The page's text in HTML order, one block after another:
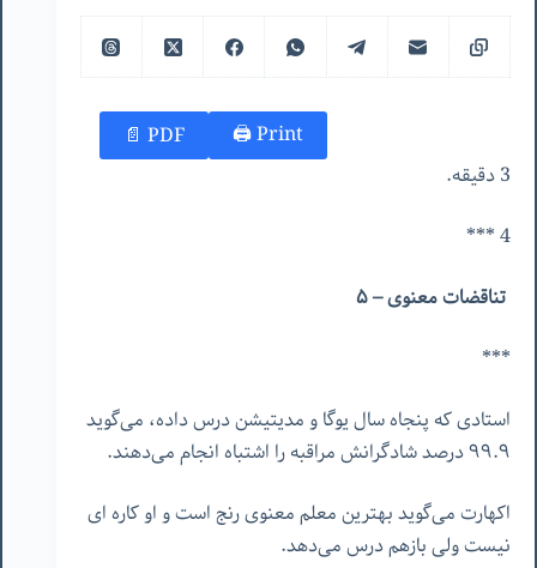
Print 🖨
PDF 📄
3 دقیقه.
4 ***
تناقضات معنوی – ۵
***
استادی که پنجاه سال یوگا و مدیتیشن درس داده، می‌گوید
٩٩.٩ درصد شادگرانش مراقبه را اشتباه انجام می‌دهند.
اکهارت می‌گوید بهترین معلم معنوی رنج است و او کاره ای
نیست ولی بازهم درس می‌دهد.